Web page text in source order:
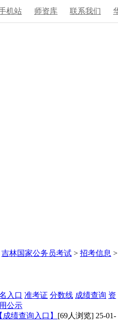
机站 师资库 联系我们
吉林国家公务员考试 > 招考信息 >
入口 准考证 分数线 成绩查询 资
公示
绩查询入口】 [69人浏览] 25-01-